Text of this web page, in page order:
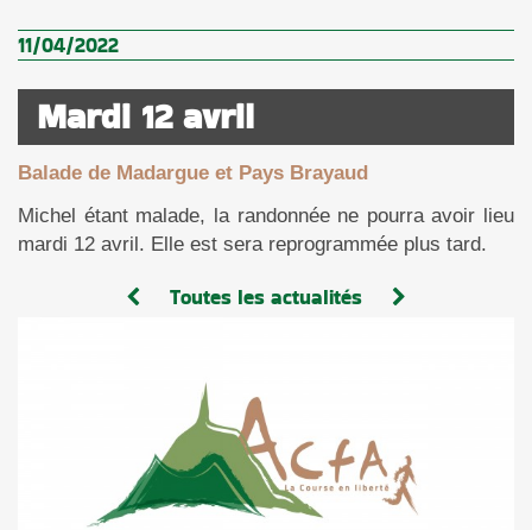
11/04/2022
Mardi 12 avril
Balade de Madargue et Pays Brayaud
Michel étant malade, la randonnée ne pourra avoir lieu
mardi 12 avril. Elle est sera reprogrammée plus tard.
Toutes les actualités